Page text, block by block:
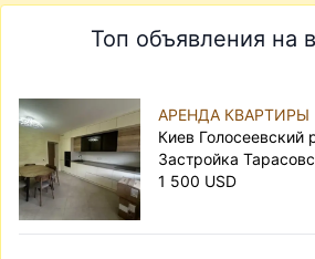
договора посреднику,
лучше арендовать квартиру.
Топ объявления на
АРЕНДА КВАРТИРЫ
Киев Голосеевский
Застройка
1 500 USD